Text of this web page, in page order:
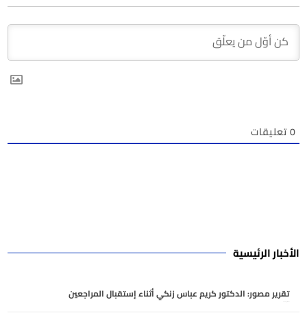
0تعليقات
الأخبار الرئيسية
تقرير مصور: الدكتور كريم عباس زنكي أثناء إستقبال المراجعين